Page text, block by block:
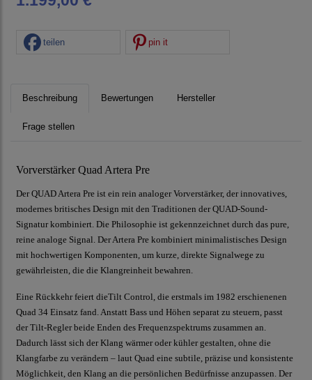
teilen pin it
Beschreibung Bewertungen Hersteller
Frage stellen
Vorverstärker Quad Artera Pre
Der QUAD Artera Pre ist ein rein analoger Vorverstärker, der innovatives,
modernes britisches Design mit den Traditionen der QUAD-Sound-
Signatur kombiniert. Die Philosophie ist gekennzeichnet durch das pure,
reine analoge Signal. Der Artera Pre kombiniert minimalistisches Design
mit hochwertigen Komponenten, um kurze, direkte Signalwege zu
gewährleisten, die die Klangreinheit bewahren.
Eine Rückkehr feiert dieTilt Control, die erstmals im 1982 erschienenen
Quad 34 Einsatz fand. Anstatt Bass und Höhen separat zu steuern, passt
der Tilt-Regler beide Enden des Frequenzspektrums zusammen an.
Dadurch lässt sich der Klang wärmer oder kühler gestalten, ohne die
Klangfarbe zu verändern – laut Quad eine subtile, präzise und konsistente
Möglichkeit, den Klang an die persönlichen Bedürfnisse anzupassen. Der